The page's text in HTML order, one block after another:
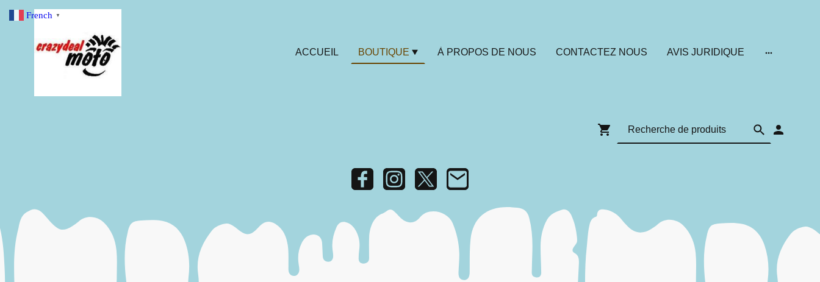
ACCUEIL BOUTIQUE À PROPOS DE NOUS CONTACTEZ NOUS AVIS JURIDIQUE
French ▼